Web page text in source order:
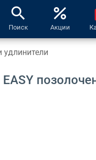
search
Поиск
percent
Акции
удлинители
EASY